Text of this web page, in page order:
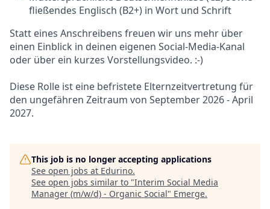
fließendes Englisch (B2+) in Wort und Schrift
Statt eines Anschreibens freuen wir uns mehr über
einen Einblick in deinen eigenen Social-Media-Kanal
oder über ein kurzes Vorstellungsvideo. :-)
Diese Rolle ist eine befristete Elternzeitvertretung für
den ungefähren Zeitraum von September 2026 - April
2027.
This job is no longer accepting applications
See open jobs at Edurino.
See open jobs similar to "Interim Social Media
Manager (m/w/d) - Organic Social" Emerge.